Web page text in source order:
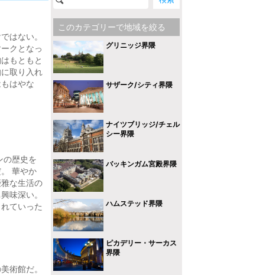
このカテゴリーで地域を絞る
グリニッジ界隈
サザーク/シティ界隈
ナイツブリッジ/チェル
シー界隈
バッキンガム宮殿界隈
ハムステッド界隈
ピカデリー・サーカス
界隈
はない。
クとなっ
もともと
取り入れ
はやな
の歴史を
華やか
な生活の
味深い。
ていった
術館だ。